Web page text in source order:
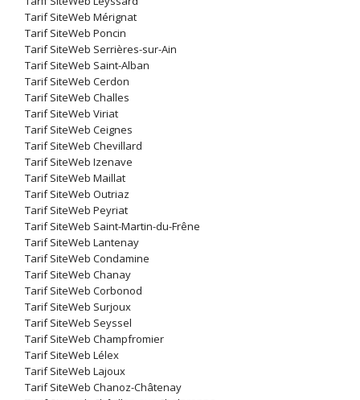
Tarif SiteWeb Mérignat
Tarif SiteWeb Poncin
Tarif SiteWeb Serrières-sur-Ain
Tarif SiteWeb Saint-Alban
Tarif SiteWeb Cerdon
Tarif SiteWeb Challes
Tarif SiteWeb Viriat
Tarif SiteWeb Ceignes
Tarif SiteWeb Chevillard
Tarif SiteWeb Izenave
Tarif SiteWeb Maillat
Tarif SiteWeb Outriaz
Tarif SiteWeb Peyriat
Tarif SiteWeb Saint-Martin-du-Frêne
Tarif SiteWeb Lantenay
Tarif SiteWeb Condamine
Tarif SiteWeb Chanay
Tarif SiteWeb Corbonod
Tarif SiteWeb Surjoux
Tarif SiteWeb Seyssel
Tarif SiteWeb Champfromier
Tarif SiteWeb Lélex
Tarif SiteWeb Lajoux
Tarif SiteWeb Chanoz-Châtenay